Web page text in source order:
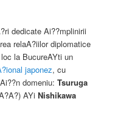
dedicate Ai??mplinirii
relaA?iilor diplomatice
la BucureAYti un
japonez, cu
domeniu:Tsuruga
AYiNishikawa